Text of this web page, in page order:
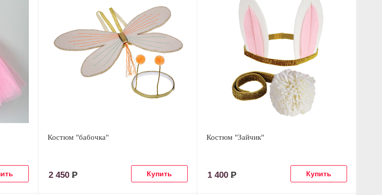
Костюм "бабочка"
2 450 Р
Костюм "Зайчик"
1 400Р